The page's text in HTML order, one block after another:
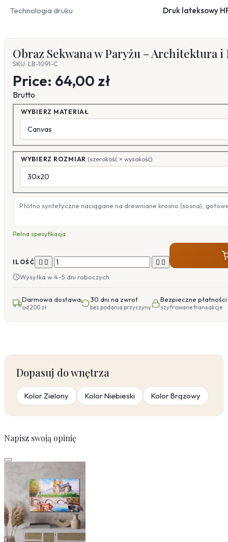
Technologia druku Druk lateksowy
Obraz Sekwana w Paryżu – Architektura i
SKU: LB-1091-C
Price: 64,00 zł
Brutto
WYBIERZ MATERIAŁ
WYBIERZ ROZMIAR (szerokość × wysokość)
Płótno syntetyczne naciągane na drewniane krosno (sosna),
Pełna specyfikacja
ILOŚĆ    
Wysyłka w 4–5 dni roboczych
Darmowa dostawa
od 200 zł
30 dni na zwrot
bez podania przyczyny
Bezpieczne płatności
szyfrowane transakcje
Dopasuj do wnętrza
Kolor Zielony Kolor Niebieski Kolor Brązowy
Napisz swoją opinię